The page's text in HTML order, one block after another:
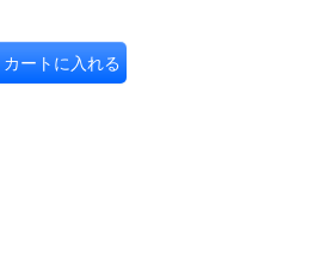
カートに入れる